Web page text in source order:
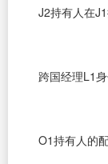
J2持有人在J1
跨国经理L1身
O1持有人的配